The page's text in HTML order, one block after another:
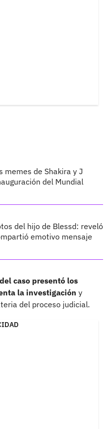
memes de Shakira y J
del Mundial
del hijo de Blessd: reveló
emotivo mensaje
caso presentó los
la investigación y
del proceso judicial.